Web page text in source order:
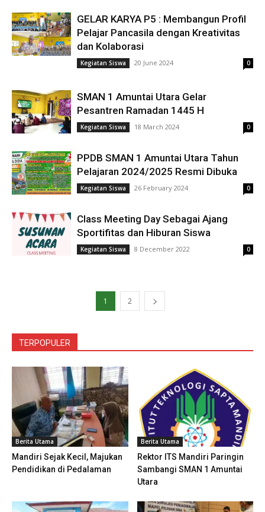
GELAR KARYA P5 : Membangun Profil
Pelajar Pancasila dengan Kreativitas
dan Kolaborasi
Kegiatan Siswa 20 June 2024 0
SMAN 1 Amuntai Utara Gelar
Pesantren Ramadan 1445 H
Kegiatan Siswa 18 March 2024 0
PPDB SMAN 1 Amuntai Utara Tahun
Pelajaran 2024/2025 Resmi Dibuka
Kegiatan Siswa 26 February 2024 0
Class Meeting Day Sebagai Ajang
Sportifitas dan Hiburan Siswa
Kegiatan Siswa 8 December 2022 0
1 2
TERPOPULER
Berita Utama
Mandiri Sejak Kecil, Majukan
Pendidikan di Pedalaman
Berita Utama
Rektor ITS Mandiri Paringin
Sambangi SMAN 1 Amuntai
Utara